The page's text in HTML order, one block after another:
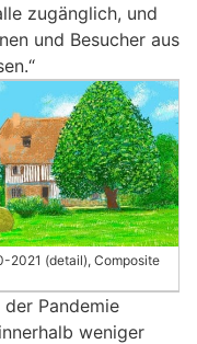
zugänglich, und
und Besucher aus
2021 (detail), Composite
Pandemie
weniger